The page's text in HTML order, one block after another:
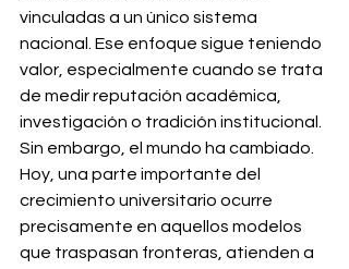
vinculadas a un único sistema
nacional. Ese enfoque sigue teniendo
valor, especialmente cuando se trata
de medir reputación académica,
investigación o tradición institucional.
Sin embargo, el mundo ha cambiado.
Hoy, una parte importante del
crecimiento universitario ocurre
precisamente en aquellos modelos
que traspasan fronteras, atienden a